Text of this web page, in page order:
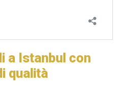
a Istanbul con
qualità